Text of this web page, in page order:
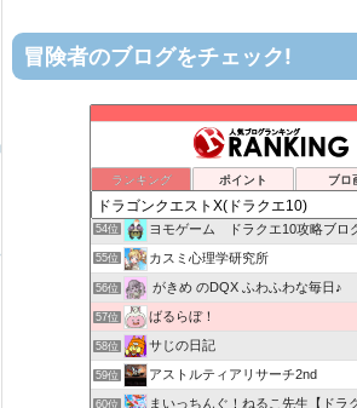
冒険者のブログをチェック!
ランキング ポイント ブロ
リホレイショ・ゲームブログ
52位 6×9=54 ドラクエ10
53位 机上の空論-DQ10エアプ日記
54位 ヨモゲーム ドラクエ10攻略ブロ
55位 カスミ心理学研究所
56位 がきめ のDQX ふわふわな毎日♪
57位 ばるらぼ！
58位 サじの日記
59位 アストルティアリサーチ2nd
60位 まいっちんぐ！ねるこ先生【ドラ